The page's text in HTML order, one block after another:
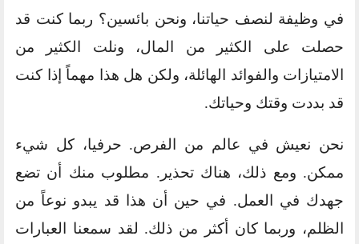
في وظيفة لنصف حياتنا، ونحن بائسين؟ ربما كنت قد
حصلت على الكثير من المال، ونلت الكثير من
الامتيازات والفوائد الهائلة، ولكن هل هذا مهماً إذا كنت
قد بددت وقتك وحياتك.
نحن نعيش في عالم من الفرص. حرفيا، كل شيء
ممكن. ومع ذلك، هناك تحذير. مطلوب منك أن تضع
جهدك في العمل. في حين أن هذا قد يبدو نوعاً من
الظلم، وربما كان أكثر من ذلك. لقد سمعنا العبارات